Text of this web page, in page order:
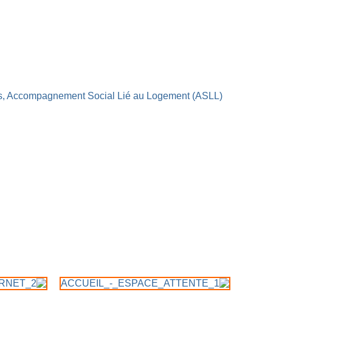
Accompagnement Social Lié au Logement (ASLL)